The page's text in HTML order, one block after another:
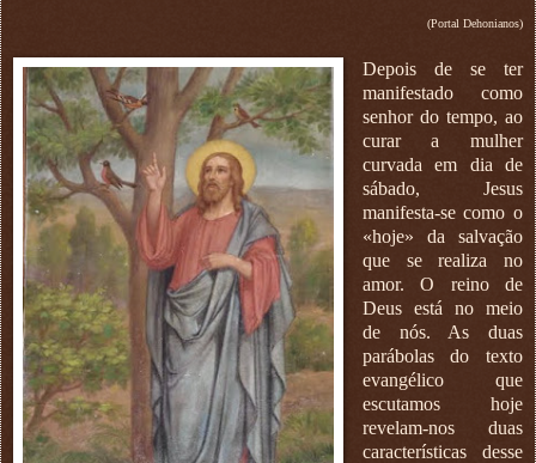
(Portal Dehonianos)
Depois de se ter
manifestado como
senhor do tempo, ao
curar a mulher
curvada em dia de
sábado, Jesus
manifesta-se como o
«hoje» da salvação
que se realiza no
amor. O reino de
Deus está no meio
de nós. As duas
parábolas do texto
evangélico que
escutamos hoje
revelam-nos duas
características desse